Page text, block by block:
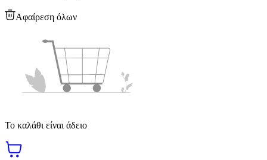
Αφαίρεση όλων
Το καλάθι είναι άδειο